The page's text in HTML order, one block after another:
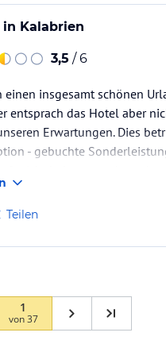
in Kalabrien
3,5 / 6
einen insgesamt schönen
entsprach das Hotel aber
Erwartungen. Dies
- gebuchte
Tagen erbracht - und
beim Abendessen im
- äußerst unfreundliches
keine
Teilen
1
von37